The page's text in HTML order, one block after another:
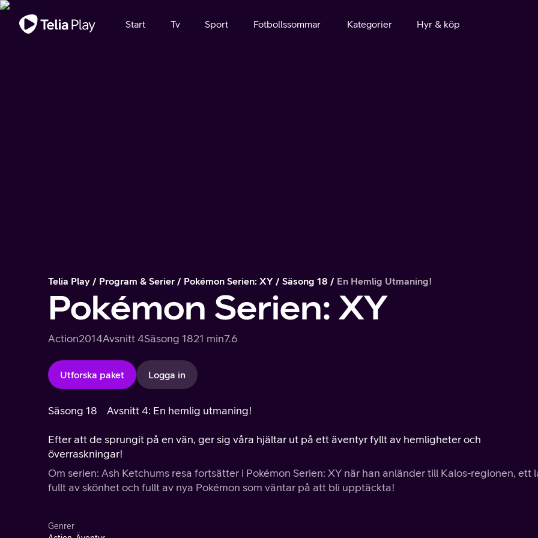
Viktigt meddelande
Start Tv Sport Fotbollssommar Kategorier Hyr & köp
Telia Play Program & Serier Pokémon Serien: XY Säsong 18 En Hemlig Utmaning!
Pokémon Serien: XY
Action2014Avsnitt 4Säsong 1821 min7.6
Utforska paket Logga in
Säsong 18 Avsnitt 4: En hemlig utmaning!
Efter att de sprungit på en vän, ger sig våra hjältar ut på ett äventyr fyllt av hemligheter och
överraskningar!
Om serien: Ash Ketchums resa fortsätter i Pokémon Serien: XY när han anländer till Kalos-regionen, ett
fullt av skönhet och fullt av nya Pokémon som väntar på att bli upptäckta!
Genrer